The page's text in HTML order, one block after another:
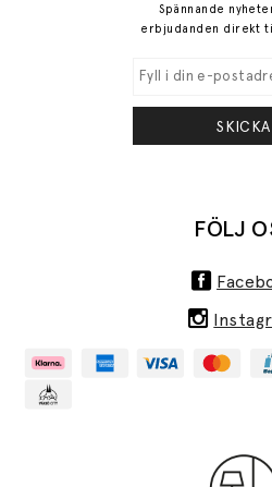
Spännande
erbjudanden direkt
SKICKA
FÖLJ